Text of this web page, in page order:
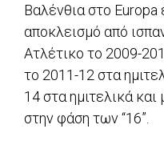
Βαλένθια στο Europa
αποκλεισμό από
Ατλέτικο το 2009-
το 2011-12 στα
14 στα ημιτελικά
στην φάση των “16”.